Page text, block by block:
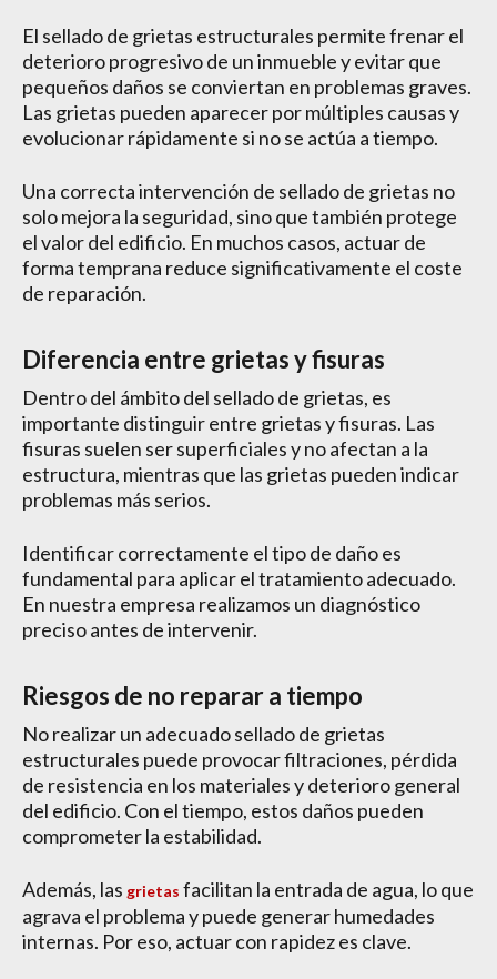
El sellado de grietas estructurales permite frenar el
deterioro progresivo de un inmueble y evitar que
pequeños daños se conviertan en problemas graves.
Las grietas pueden aparecer por múltiples causas y
evolucionar rápidamente si no se actúa a tiempo.
Una correcta intervención de sellado de grietas no
solo mejora la seguridad, sino que también protege
el valor del edificio. En muchos casos, actuar de
forma temprana reduce significativamente el coste
de reparación.
Diferencia entre grietas y fisuras
Dentro del ámbito del sellado de grietas, es
importante distinguir entre grietas y fisuras. Las
fisuras suelen ser superficiales y no afectan a la
estructura, mientras que las grietas pueden indicar
problemas más serios.
Identificar correctamente el tipo de daño es
fundamental para aplicar el tratamiento adecuado.
En nuestra empresa realizamos un diagnóstico
preciso antes de intervenir.
Riesgos de no reparar a tiempo
No realizar un adecuado sellado de grietas
estructurales puede provocar filtraciones, pérdida
de resistencia en los materiales y deterioro general
del edificio. Con el tiempo, estos daños pueden
comprometer la estabilidad.
Además, las grietas facilitan la entrada de agua, lo que
agrava el problema y puede generar humedades
internas. Por eso, actuar con rapidez es clave.